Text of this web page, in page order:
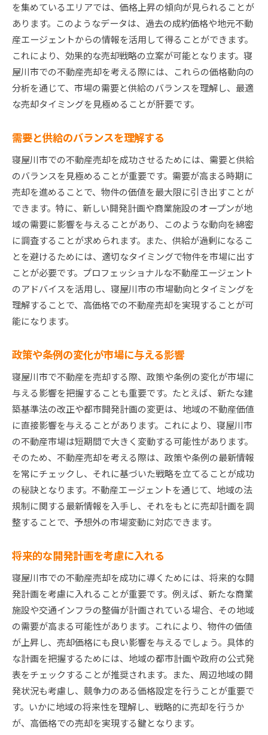
を集めているエリアでは、価格上昇の傾向が見られることが
あります。このようなデータは、過去の成約価格や地元不動
産エージェントからの情報を活用して得ることができます。
これにより、効果的な売却戦略の立案が可能となります。寝
屋川市での不動産売却を考える際には、これらの価格動向の
分析を通じて、市場の需要と供給のバランスを理解し、最適
な売却タイミングを見極めることが肝要です。
需要と供給のバランスを理解する
寝屋川市での不動産売却を成功させるためには、需要と供給
のバランスを見極めることが重要です。需要が高まる時期に
売却を進めることで、物件の価値を最大限に引き出すことが
できます。特に、新しい開発計画や商業施設のオープンが地
域の需要に影響を与えることがあり、このような動向を綿密
に調査することが求められます。また、供給が過剰になるこ
とを避けるためには、適切なタイミングで物件を市場に出す
ことが必要です。プロフェッショナルな不動産エージェント
のアドバイスを活用し、寝屋川市の市場動向とタイミングを
理解することで、高価格での不動産売却を実現することが可
能になります。
政策や条例の変化が市場に与える影響
寝屋川市で不動産を売却する際、政策や条例の変化が市場に
与える影響を把握することも重要です。たとえば、新たな建
築基準法の改正や都市開発計画の変更は、地域の不動産価値
に直接影響を与えることがあります。これにより、寝屋川市
の不動産市場は短期間で大きく変動する可能性があります。
そのため、不動産売却を考える際は、政策や条例の最新情報
を常にチェックし、それに基づいた戦略を立てることが成功
の秘訣となります。不動産エージェントを通じて、地域の法
規制に関する最新情報を入手し、それをもとに売却計画を調
整することで、予想外の市場変動に対応できます。
将来的な開発計画を考慮に入れる
寝屋川市での不動産売却を成功に導くためには、将来的な開
発計画を考慮に入れることが重要です。例えば、新たな商業
施設や交通インフラの整備が計画されている場合、その地域
の需要が高まる可能性があります。これにより、物件の価値
が上昇し、売却価格にも良い影響を与えるでしょう。具体的
な計画を把握するためには、地域の都市計画や政府の公式発
表をチェックすることが推奨されます。また、周辺地域の開
発状況も考慮し、競争力のある価格設定を行うことが重要で
す。いかに地域の将来性を理解し、戦略的に売却を行うか
が、高価格での売却を実現する鍵となります。